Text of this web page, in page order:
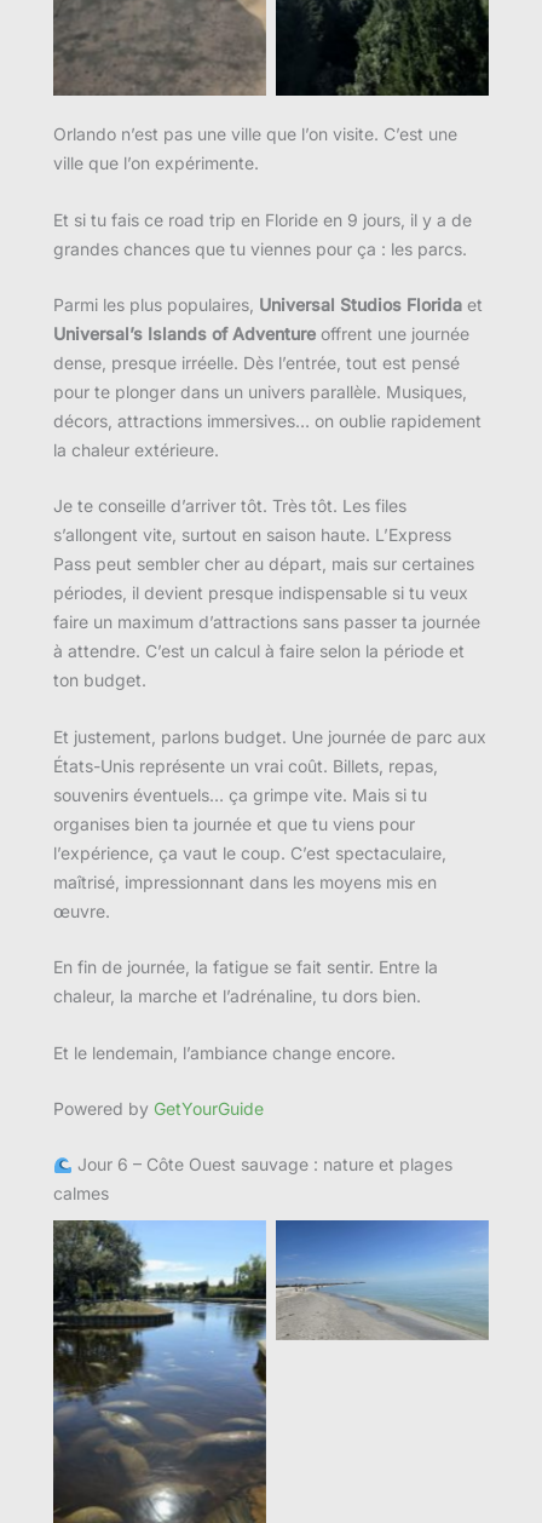
Orlando n’est pas une ville que l’on visite. C’est une
ville que l’on expérimente.
Et si tu fais ce road trip en Floride en 9 jours, il y a de
grandes chances que tu viennes pour ça : les parcs.
Parmi les plus populaires, Universal Studios Florida et
Universal’s Islands of Adventure offrent une journée
dense, presque irréelle. Dès l’entrée, tout est pensé
pour te plonger dans un univers parallèle. Musiques,
décors, attractions immersives… on oublie rapidement
la chaleur extérieure.
Je te conseille d’arriver tôt. Très tôt. Les files
s’allongent vite, surtout en saison haute. L’Express
Pass peut sembler cher au départ, mais sur certaines
périodes, il devient presque indispensable si tu veux
faire un maximum d’attractions sans passer ta journée
à attendre. C’est un calcul à faire selon la période et
ton budget.
Et justement, parlons budget. Une journée de parc aux
États-Unis représente un vrai coût. Billets, repas,
souvenirs éventuels… ça grimpe vite. Mais si tu
organises bien ta journée et que tu viens pour
l’expérience, ça vaut le coup. C’est spectaculaire,
maîtrisé, impressionnant dans les moyens mis en
œuvre.
En fin de journée, la fatigue se fait sentir. Entre la
chaleur, la marche et l’adrénaline, tu dors bien.
Et le lendemain, l’ambiance change encore.
Powered by GetYourGuide
Jour 6 – Côte Ouest sauvage : nature et plages
calmes
Aucune légende
Aucune légende